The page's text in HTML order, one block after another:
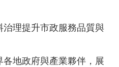
理提升市政服務品質與
地政府與產業夥伴，展